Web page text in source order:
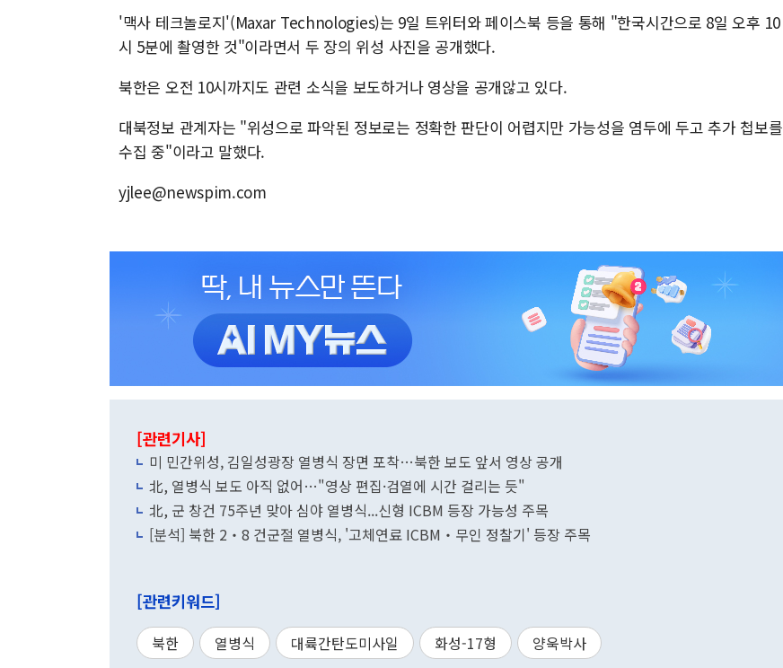
'맥사 테크놀로지'(Maxar Technologies)는 9일 트위터와 페이스북 등을 통해 "한국시간으로 8일 오후 10
시 5분에 촬영한 것"이라면서 두 장의 위성 사진을 공개했다.
북한은 오전 10시까지도 관련 소식을 보도하거나 영상을 공개않고 있다.
대북정보 관계자는 "위성으로 파악된 정보로는 정확한 판단이 어렵지만 가능성을 염두에 두고 추가 첩보를
수집 중"이라고 말했다.
yjlee@newspim.com
[관련기사]
미 민간위성, 김일성광장 열병식 장면 포착…북한 보도 앞서 영상 공개
北, 열병식 보도 아직 없어…"영상 편집·검열에 시간 걸리는 듯"
北, 군 창건 75주년 맞아 심야 열병식...신형 ICBM 등장 가능성 주목
[분석] 북한 2‧8 건군절 열병식, '고체연료 ICBM‧무인 정찰기' 등장 주목
[관련키워드]
북한 열병식 대륙간탄도미사일 화성-17형 양욱박사